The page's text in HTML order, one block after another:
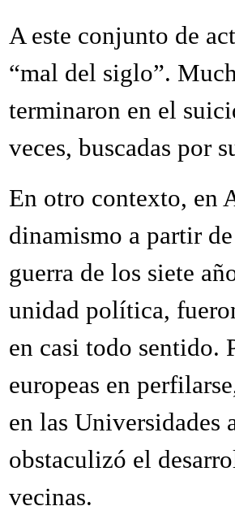
A este conjunto de
“mal del siglo”.
terminaron en el
veces, buscadas por
En otro contexto, en
dinamismo a partir
guerra de los siete
unidad política,
en casi todo sentido.
europeas en
en las Universidades
obstaculizó el
vecinas.